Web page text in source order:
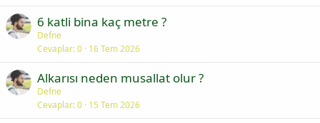
6 katli bina kaç metre ?
Defne
Cevaplar 0 16 Tem 2026
Alkarısı neden musallat olur ?
Defne
Cevaplar 0 15 Tem 2026